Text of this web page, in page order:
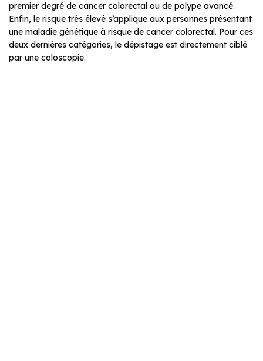
premier degré de cancer colorectal ou de polype avancé.
Enfin, le risque très élevé s’applique aux personnes présentant
une maladie génétique à risque de cancer colorectal. Pour ces
deux dernières catégories, le dépistage est directement ciblé
par une coloscopie.